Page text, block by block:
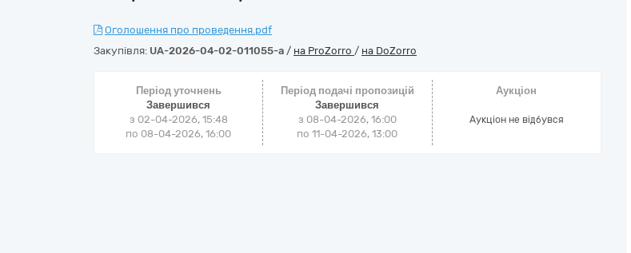
Оголошення про проведення.pdf
Закупівля: UA-2026-04-02-011055-a / на ProZorro / на DoZorro
Період уточнень
Завершився
з 02-04-2026, 15:48
по 08-04-2026, 16:00
Період подачі пропозицій
Завершився
з 08-04-2026, 16:00
по 11-04-2026, 13:00
Аукціон
Аукціон не відбувся